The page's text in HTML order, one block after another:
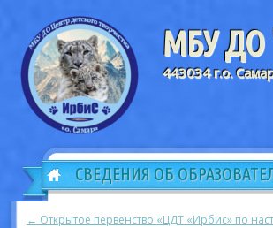
МБУ ДО
443034 г.о.
СВЕДЕНИЯ ОБ
← Открытое первенство «ЦДТ «Ирбис» по